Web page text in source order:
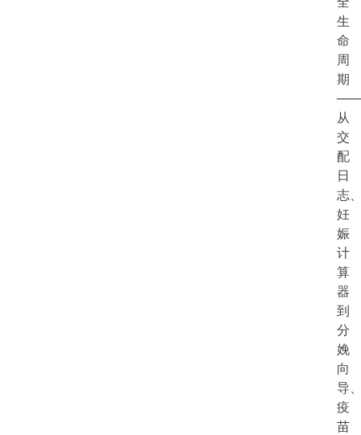
生
命
周
期
从
交
配
日
志
妊
娠
计
算
器
到
分
娩
向
导
疫
苗